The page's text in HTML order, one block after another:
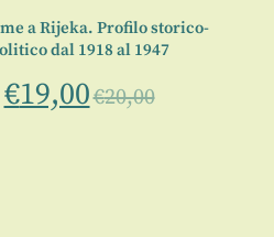
a Rijeka. Profilo storico-
dal 1918 al 1947
€19,00€20,00